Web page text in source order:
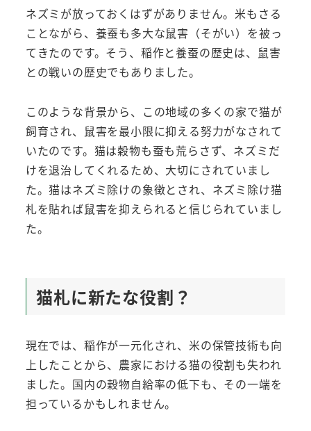
ネズミが放っておくはずがありません。米もさる
ことながら、養蚕も多大な鼠害（そがい）を被っ
てきたのです。そう、稲作と養蚕の歴史は、鼠害
との戦いの歴史でもありました。
このような背景から、この地域の多くの家で猫が
飼育され、鼠害を最小限に抑える努力がなされて
いたのです。猫は穀物も蚕も荒らさず、ネズミだ
けを退治してくれるため、大切にされていまし
た。猫はネズミ除けの象徴とされ、ネズミ除け猫
札を貼れば鼠害を抑えられると信じられていまし
た。
猫札に新たな役割？
現在では、稲作が一元化され、米の保管技術も向
上したことから、農家における猫の役割も失われ
ました。国内の穀物自給率の低下も、その一端を
担っているかもしれません。